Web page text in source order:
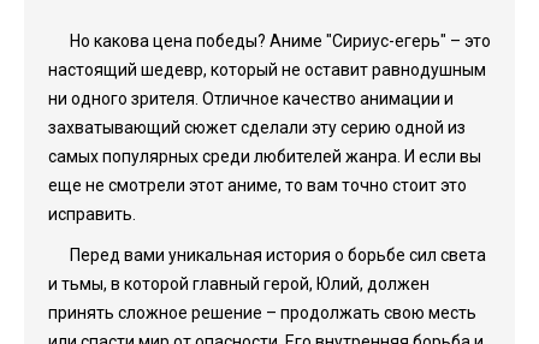
Но какова цена победы? Аниме "Сириус-егерь" – это
настоящий шедевр, который не оставит равнодушным
ни одного зрителя. Отличное качество анимации и
захватывающий сюжет сделали эту серию одной из
самых популярных среди любителей жанра. И если вы
еще не смотрели этот аниме, то вам точно стоит это
исправить.
Перед вами уникальная история о борьбе сил света
и тьмы, в которой главный герой, Юлий, должен
принять сложное решение – продолжать свою месть